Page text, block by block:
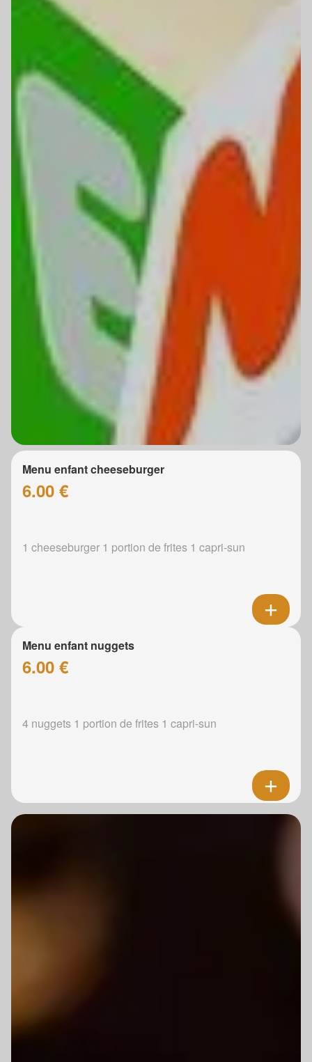
Menu enfant cheeseburger
6.00 €
1 cheeseburger 1 portion de frites 1 capri-sun
Menu enfant nuggets
6.00 €
4 nuggets 1 portion de frites 1 capri-sun